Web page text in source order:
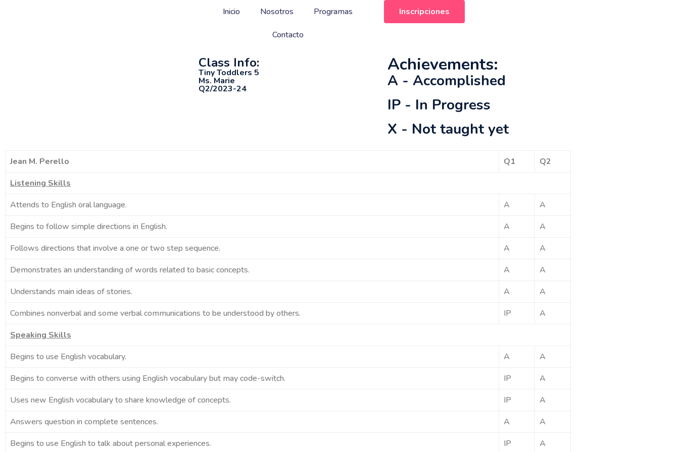
Inicio Nosotros Programas
Contacto
Inscripciones
Class Info:
Tiny Toddlers 5
Ms. Marie
Q2/2023-24
Achievements:
A - Accomplished
IP - In Progress
X - Not taught yet
Jean M. Perello Q1
Q2
Listening Skills
Attends to English oral language.
A
A
Begins to follow simple directions in English.
A
A
Follows directions that involve a one or two step sequence.
A
A
Demonstrates an understanding of words related to basic concepts.
A
A
Understands main ideas of stories.
A
A
Combines nonverbal and some verbal communications to be understood by others.
IP
A
Speaking Skills
Begins to use English vocabulary.
A
A
Begins to converse with others using English vocabulary but may code-switch.
IP
A
Uses new English vocabulary to share knowledge of concepts.
IP
A
Answers question in complete sentences.
A
A
Begins to use English to talk about personal experiences.
IP A